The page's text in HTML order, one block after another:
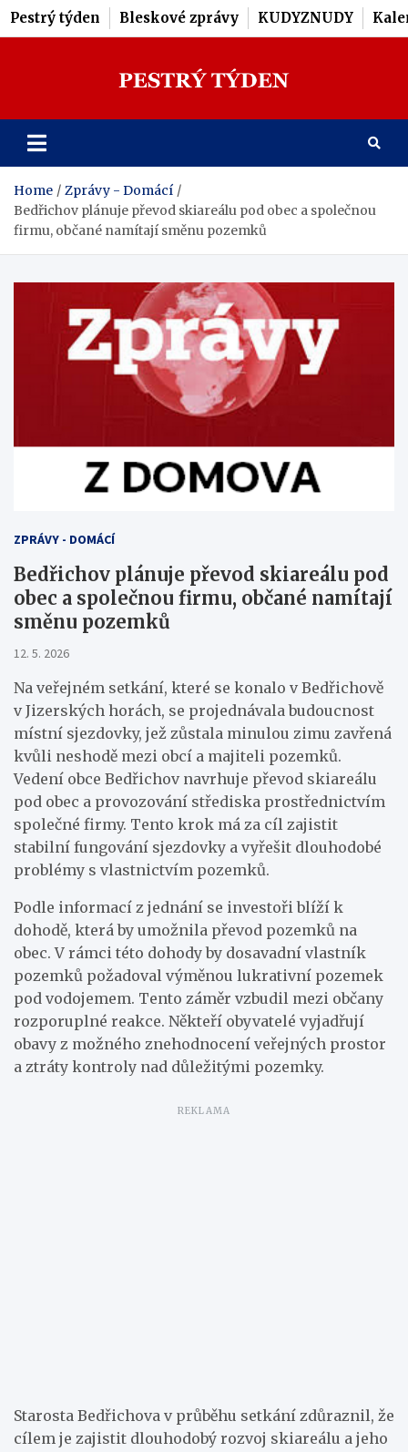
Pestrý týden Bleskové zprávy KUDYZNUDY
Pestrý Týden
Home
Zprávy - Domácí
Bedřichov plánuje převod skiareálu pod obec a společnou
firmu, občané namítají směnu pozemků
ZPRÁVY - DOMÁCÍ
Bedřichov plánuje převod skiareálu pod
obec a společnou firmu, občané namítají
směnu pozemků
12. 5. 2026
Na veřejném setkání, které se konalo v Bedřichově
v Jizerských horách, se projednávala budoucnost
místní sjezdovky, jež zůstala minulou zimu zavřená
kvůli neshodě mezi obcí a majiteli pozemků.
Vedení obce Bedřichov navrhuje převod skiareálu
pod obec a provozování střediska prostřednictvím
společné firmy. Tento krok má za cíl zajistit
stabilní fungování sjezdovky a vyřešit dlouhodobé
problémy s vlastnictvím pozemků.
Podle informací z jednání se investoři blíží k
dohodě, která by umožnila převod pozemků na
obec. V rámci této dohody by dosavadní vlastník
pozemků požadoval výměnou lukrativní pozemek
pod vodojemem. Tento záměr vzbudil mezi občany
rozporuplné reakce. Někteří obyvatelé vyjadřují
obavy z možného znehodnocení veřejných prostor
a ztráty kontroly nad důležitými pozemky.
Starosta Bedřichova v průběhu setkání zdůraznil, že
cílem je zajistit dlouhodobý rozvoj skiareálu a jeho